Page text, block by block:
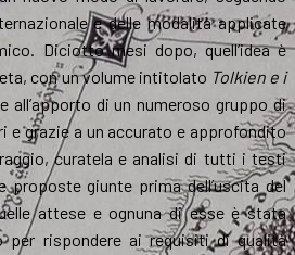
e delle modalità applicate
Diciotto mesi dopo, quell’idea è
con un volume intitolato Tolkien e i
all’apporto di un numeroso gruppo di
e grazie a un accurato e approfondito
curatela e analisi di tutti i testi
proposte giunte prima dell’uscita del
attese e ognuna di esse è stata
per rispondere ai requisiti di qualità